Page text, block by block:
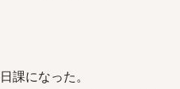
課になった。